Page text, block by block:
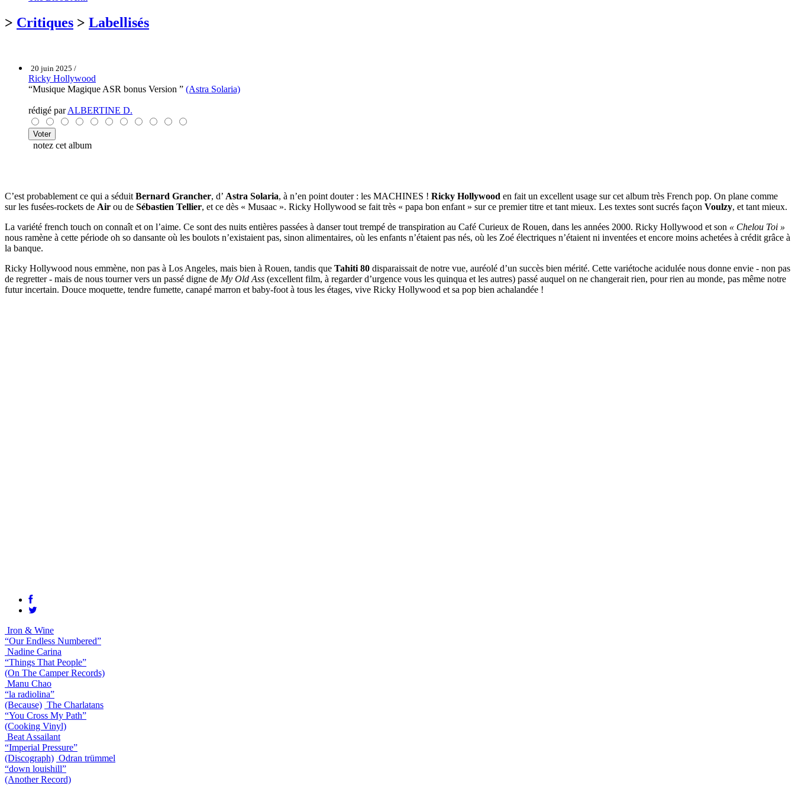
> Critiques > Labellisés
20 juin 2025 /
Ricky Hollywood
“Musique Magique ASR bonus Version ” (Astra Solaria)
rédigé parALBERTINE D.
notez cet album
C’est probablement ce qui a séduit Bernard Grancher, d’ Astra Solaria, à n’en point douter : les MACHINES ! Ricky Hollywood en fait un excellent usage sur cet album très French pop. On plane comme
sur les fusées-rockets de Air ou de Sébastien Tellier, et ce dès « Musaac ». Ricky Hollywood se fait très « papa bon enfant » sur ce premier titre et tant mieux. Les textes sont sucrés façon Voulzy, et tant mieux.
La variété french touch on connaît et on l’aime. Ce sont des nuits entières passées à danser tout trempé de transpiration au Café Curieux de Rouen, dans les années 2000. Ricky Hollywood et son « Chelou Toi »
nous ramène à cette période oh so dansante où les boulots n’existaient pas, sinon alimentaires, où les enfants n’étaient pas nés, où les Zoé électriques n’étaient ni inventées et encore moins achetées à crédit grâce à
la banque.
Ricky Hollywood nous emmène, non pas à Los Angeles, mais bien à Rouen, tandis que Tahiti 80 disparaissait de notre vue, auréolé d’un succès bien mérité. Cette variétoche acidulée nous donne envie - non pas
de regretter - mais de nous tourner vers un passé digne de My Old Ass (excellent film, à regarder d’urgence vous les quinqua et les autres) passé auquel on ne changerait rien, pour rien au monde, pas même notre
futur incertain. Douce moquette, tendre fumette, canapé marron et baby-foot à tous les étages, vive Ricky Hollywood et sa pop bien achalandée !
Iron & Wine
“Our Endless Numbered”
Nadine Carina
“Things That People”
(On The Camper Records)
Manu Chao
“la radiolina”
(Because) The Charlatans
“You Cross My Path”
(Cooking Vinyl)
Beat Assailant
“Imperial Pressure”
(Discograph) Odran trümmel
“down louishill”
(Another Record)